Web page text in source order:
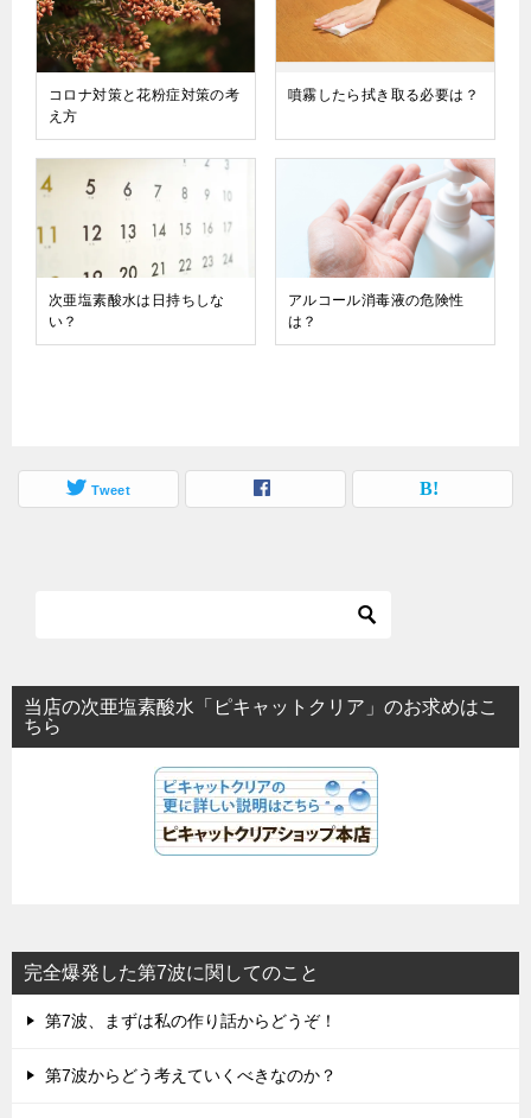
コロナ対策と花粉症対策の考
え方
噴霧したら拭き取る必要は？
次亜塩素酸水は日持ちしな
い？
アルコール消毒液の危険性
は？
Tweet
当店の次亜塩素酸水「ピキャットクリア」のお求めはこ
ちら
完全爆発した第7波に関してのこと
第7波、まずは私の作り話からどうぞ！
第7波からどう考えていくべきなのか？